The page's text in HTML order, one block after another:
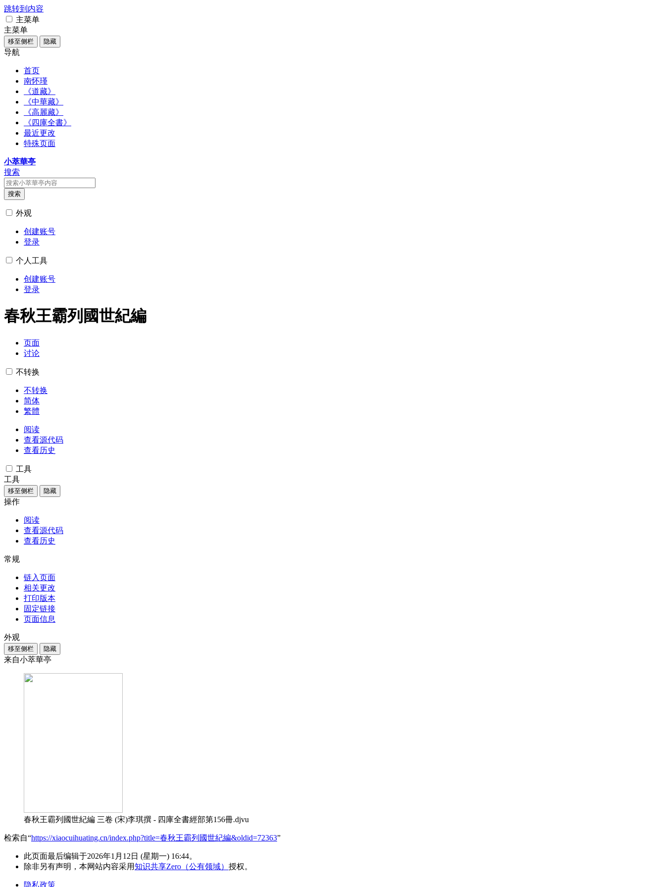
跳转到内容
主菜单
主菜单
移至侧栏 隐藏
导航
首页
南怀瑾
《道藏》
《中華藏》
《高麗藏》
《四庫全書》
最近更改
特殊页面
小萃華亭
搜索
搜索
外观
创建账号
登录
个人工具
创建账号
登录
春秋王霸列國世紀編
页面
讨论
不转换
不转换
简体
繁體
阅读
查看源代码
查看历史
工具
工具
移至侧栏 隐藏
操作
阅读
查看源代码
查看历史
常规
链入页面
相关更改
打印版本
固定链接
页面信息
外观
移至侧栏 隐藏
来自小萃華亭
春秋王霸列國世紀編 三卷 (宋)李琪撰 - 四庫全書經部第156冊.djvu
检索自“https://xiaocuihuating.cn/index.php?title=春秋王霸列國世紀編&oldid=72363”
此页面最后编辑于2026年1月12日 (星期一) 16:44。
除非另有声明，本网站内容采用知识共享Zero（公有领域） 授权。
隐私政策